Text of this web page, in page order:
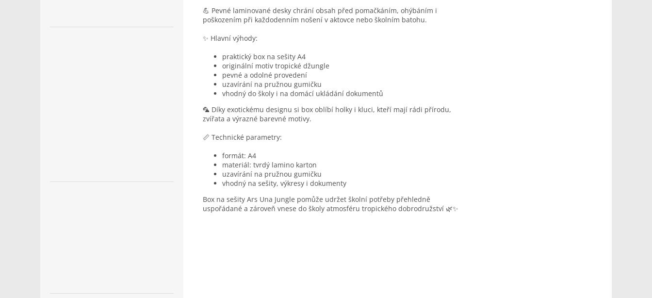
💪 Pevné laminované desky chrání obsah před pomačkáním, ohýbáním i
poškozením při každodenním nošení v aktovce nebo školním batohu.
✨ Hlavní výhody:
praktický box na sešity A4
originální motiv tropické džungle
pevné a odolné provedení
uzavírání na pružnou gumičku
vhodný do školy i na domácí ukládání dokumentů
🦜 Díky exotickému designu si box oblíbí holky i kluci, kteří mají rádi přírodu,
zvířata a výrazné barevné motivy.
📏 Technické parametry:
formát: A4
materiál: tvrdý lamino karton
uzavírání na pružnou gumičku
vhodný na sešity, výkresy i dokumenty
Box na sešity Ars Una Jungle pomůže udržet školní potřeby přehledně
uspořádané a zároveň vnese do školy atmosféru tropického dobrodružství 🌿✨